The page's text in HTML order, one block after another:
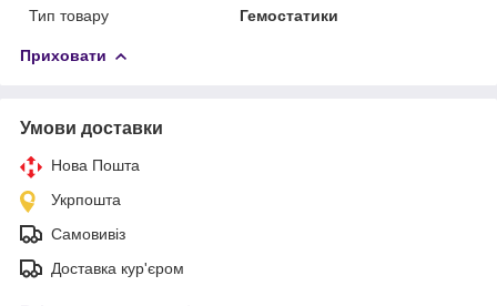
Тип товару
Гемостатики
Приховати
Умови доставки
Нова Пошта
Укрпошта
Самовивіз
Доставка кур'єром